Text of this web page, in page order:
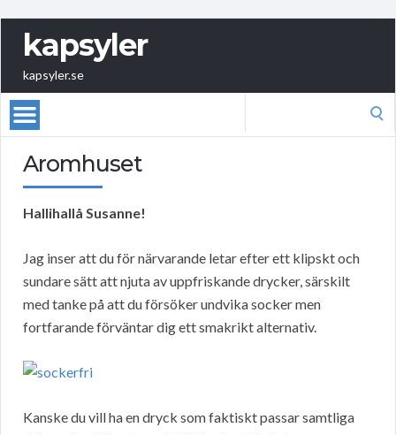
kapsyler
kapsyler.se
Aromhuset
Hallihallå Susanne!
Jag inser att du för närvarande letar efter ett klipskt och
sundare sätt att njuta av uppfriskande drycker, särskilt
med tanke på att du försöker undvika socker men
fortfarande förväntar dig ett smakrikt alternativ.
Kanske du vill ha en dryck som faktiskt passar samtliga